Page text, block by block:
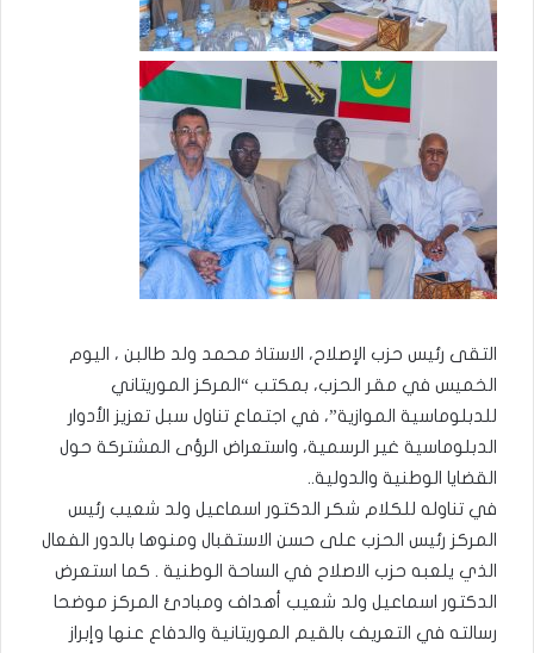
​التقى رئيس حزب الإصلاح، الاستاذ محمد ولد طالبن ، اليوم
الخميس في مقر الحزب، بمكتب “المركز الموريتاني
للدبلوماسية الموازية”، في اجتماع تناول سبل تعزيز الأدوار
الدبلوماسية غير الرسمية، واستعراض الرؤى المشتركة حول
القضايا الوطنية والدولية..
في تناوله للكلام شكر الدكتور اسماعيل ولد شعيب رئيس
المركز رئيس الحزب على حسن الاستقبال ومنوها بالدور الفعال
الذي يلعبه حزب الاصلاح في الساحة الوطنية . كما استعرض
الدكتور اسماعيل ولد شعيب أهداف ومبادئ المركز موضحا
رسالته في التعريف بالقيم الموريتانية والدفاع عنها وإبراز